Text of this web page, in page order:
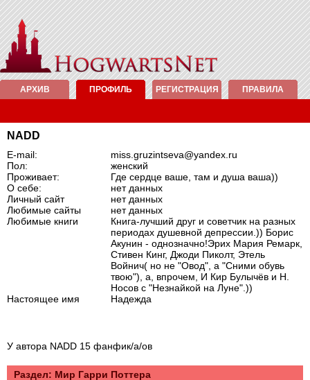
АРХИВ ПРОФИЛЬ РЕГИСТРАЦИЯ ПРАВИЛА
NADD
E-mail:
miss.gruzintseva@yandex.ru
Пол:
женский
Проживает:
Где сердце ваше, там и душа ваша))
О себе:
нет данных
Личный сайт
нет данных
Любимые сайты
нет данных
Любимые книги
Книга-лучший друг и советчик на разных
периодах душевной депрессии.)) Борис
Акунин - однозначно!Эрих Мария Ремарк,
Стивен Кинг, Джоди Пиколт, Этель
Войнич( но не "Овод", а "Сними обувь
твою"), а, впрочем, И Кир Булычёв и Н.
Носов с "Незнайкой на Луне".))
Настоящее имя
Надежда
У автора NADD 15 фанфик/а/ов
Раздел: Mир Гарри Поттера